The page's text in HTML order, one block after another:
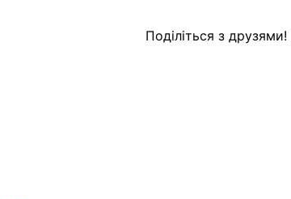
Поділіться з друзями!